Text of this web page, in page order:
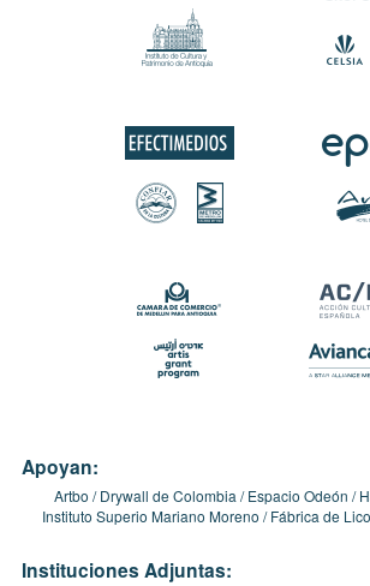
Apoyan:
Artbo Drywall de Colombia Espacio Odeón
Instituto Superio Mariano Moreno
Fábrica de
Instituciones Adjuntas: